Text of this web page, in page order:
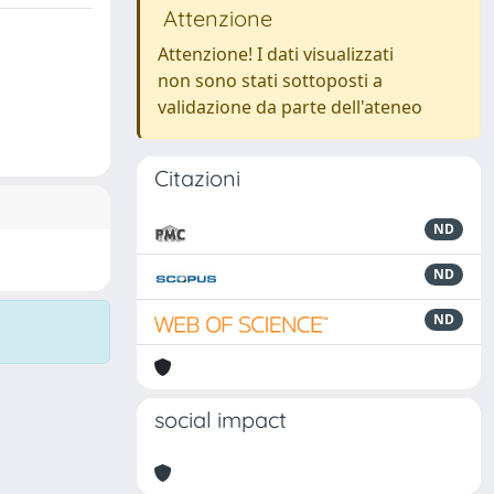
Attenzione
Attenzione! I dati visualizzati
non sono stati sottoposti a
validazione da parte dell'ateneo
Citazioni
ND
ND
ND
social impact